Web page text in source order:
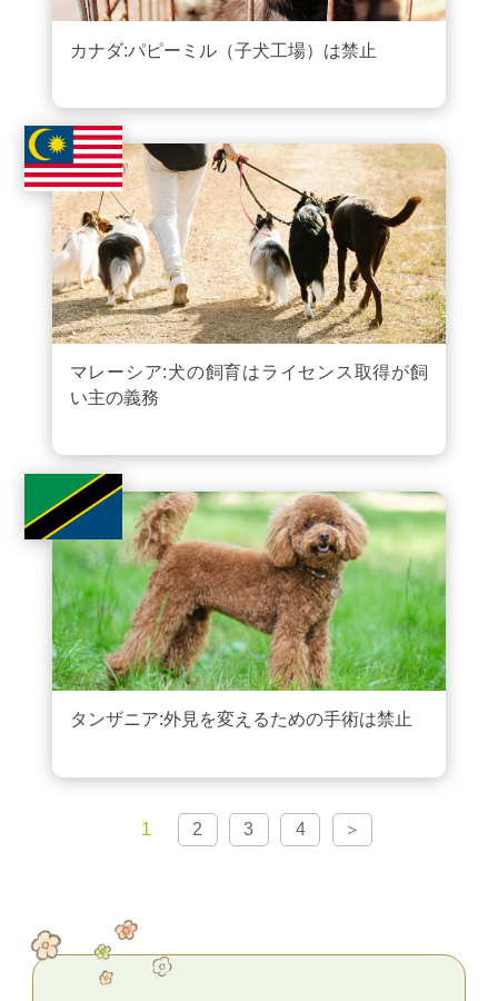
カナダ:パピーミル（子犬工場）は禁止
マレーシア:犬の飼育はライセンス取得が飼
い主の義務
タンザニア:外見を変えるための手術は禁止
1 2 3 4 ＞